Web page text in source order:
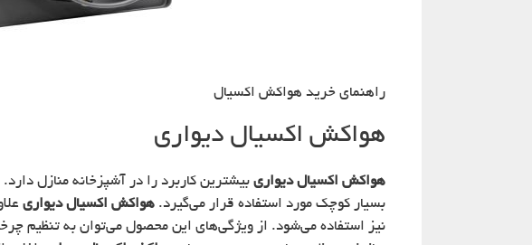
راهنمای خرید هواکش اکسیال
هواکش اکسیال دیواری
هواکش اکسیال دیواری بیشترین کاربرد را در آشپزخانه منازل
بسیار کوچک مورد استفاده قرار می‌گیرد. هواکش اکسیال دیواری